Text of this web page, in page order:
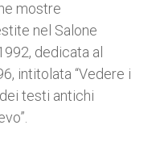
mostre
nel Salone
dedicata al
intitolata “Vedere i
testi antichi